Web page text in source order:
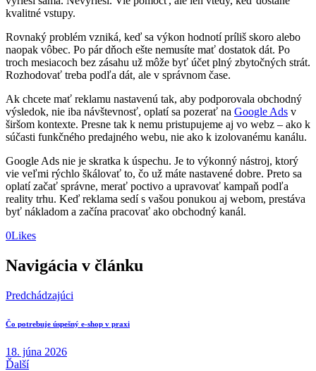
kvalitné vstupy.
Rovnaký problém vzniká, keď sa výkon hodnotí príliš skoro alebo
naopak vôbec. Po pár dňoch ešte nemusíte mať dostatok dát. Po
troch mesiacoch bez zásahu už môže byť účet plný zbytočných strát.
Rozhodovať treba podľa dát, ale v správnom čase.
Ak chcete mať reklamu nastavenú tak, aby podporovala obchodný
výsledok, nie iba návštevnosť, oplatí sa pozerať na Google Ads v
širšom kontexte. Presne tak k nemu pristupujeme aj vo webz – ako k
súčasti funkčného predajného webu, nie ako k izolovanému kanálu.
Google Ads nie je skratka k úspechu. Je to výkonný nástroj, ktorý
vie veľmi rýchlo škálovať to, čo už máte nastavené dobre. Preto sa
oplatí začať správne, merať poctivo a upravovať kampaň podľa
reality trhu. Keď reklama sedí s vašou ponukou aj webom, prestáva
byť nákladom a začína pracovať ako obchodný kanál.
0Likes
Navigácia v článku
Predchádzajúci
Čo potrebuje úspešný e-shop v praxi
18. júna 2026
Ďalší